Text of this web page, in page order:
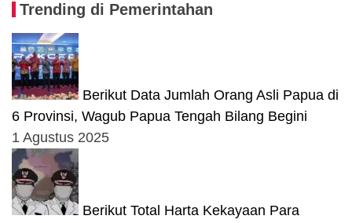
Trending di Pemerintahan
Berikut Data Jumlah Orang Asli Papua di
6 Provinsi, Wagub Papua Tengah Bilang Begini
1 Agustus 2025
Berikut Total Harta Kekayaan Para